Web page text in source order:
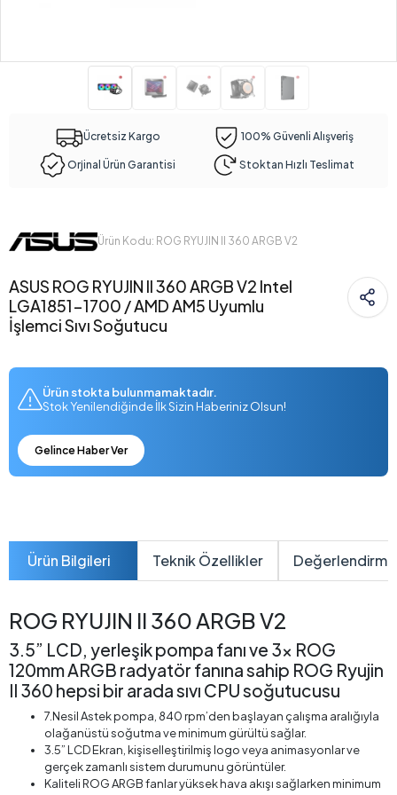
Ücretsiz Kargo 100% Güvenli Alışveriş
Orjinal Ürün Garantisi Stoktan Hızlı Teslimat
Ürün Kodu: ROG RYUJIN II 360 ARGB V2
ASUS ROG RYUJIN II 360 ARGB V2 Intel
LGA1851-1700 / AMD AM5 Uyumlu
İşlemci Sıvı Soğutucu
Ürün stokta bulunmamaktadır.
Stok Yenilendiğinde İlk Sizin Haberiniz Olsun!
Gelince Haber Ver
Ürün Bilgileri Teknik Özellikler
ROG RYUJIN II 360 ARGB V2
3.5” LCD, yerleşik pompa fanı ve 3x ROG
120mm ARGB radyatör fanına sahip ROG Ryujin
II 360 hepsi bir arada sıvı CPU soğutucusu
7.Nesil Astek pompa, 840 rpm’den başlayan çalışma aralığıyla
olağanüstü soğutma ve minimum gürültü sağlar.
3.5” LCD Ekran, kişiselleştirilmiş logo veya animasyonlar ve
gerçek zamanlı sistem durumunu görüntüler.
Kaliteli ROG ARGB fanlar yüksek hava akışı sağlarken minimum